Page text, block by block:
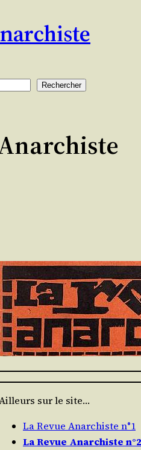
Rechercher
sur le site…
La Revue Anarchiste n°1
La Revue Anarchiste n°2